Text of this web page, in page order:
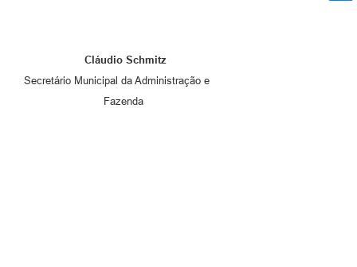
Cláudio Schmitz
Secretário Municipal da Administração e
Fazenda